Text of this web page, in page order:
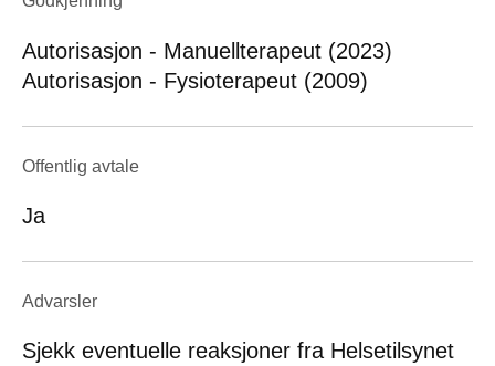
Autorisasjon - Manuellterapeut (2023)
Autorisasjon - Fysioterapeut (2009)
Offentlig avtale
Ja
Advarsler
Sjekk eventuelle reaksjoner fra Helsetilsynet